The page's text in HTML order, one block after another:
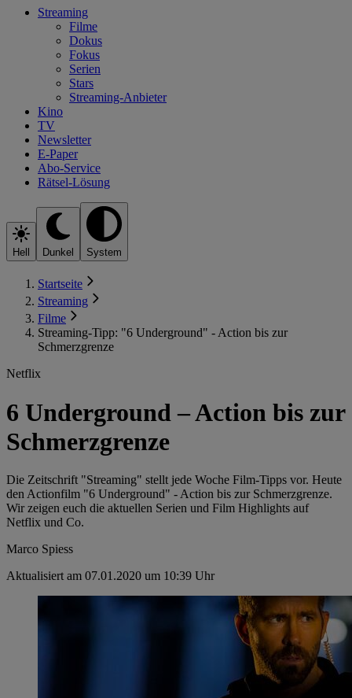
Streaming
Filme
Dokus
Fokus
Serien
Stars
Streaming-Anbieter
Kino
TV
Newsletter
E-Paper
Abo-Service
Rätsel-Lösung
Hell Dunkel System
Startseite
Streaming
Filme
Streaming-Tipp: "6 Underground" - Action bis zur
Schmerzgrenze
Netflix
6 Underground – Action bis zur
Schmerzgrenze
Die Zeitschrift "Streaming" stellt jede Woche Film-Tipps vor. Heute
den Actionfilm "6 Underground" - Action bis zur Schmerzgrenze.
Wir zeigen euch die aktuellen Serien und Film Highlights auf
Netflix und Co.
Marco Spiess
Aktualisiert am 07.01.2020 um 10:39 Uhr